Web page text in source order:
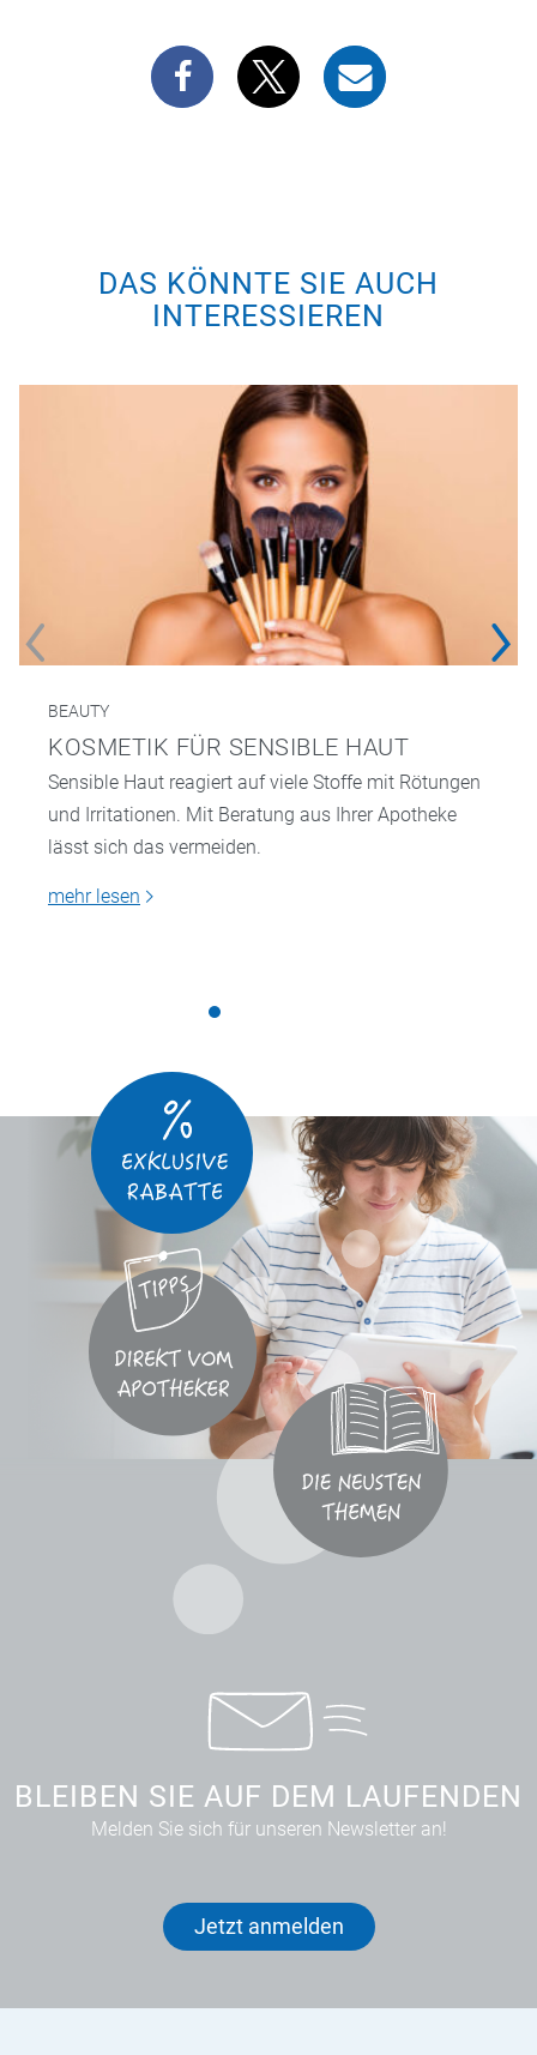
DAS KÖNNTE SIE AUCH
INTERESSIEREN
BEAUTY
KOSMETIK FÜR SENSIBLE HAUT
Sensible Haut reagiert auf viele Stoffe mit Rötungen
und Irritationen. Mit Beratung aus Ihrer Apotheke
lässt sich das vermeiden.
mehr lesen
BLEIBEN SIE AUF DEM LAUFENDEN
Melden Sie sich für unseren Newsletter an!
Jetzt anmelden